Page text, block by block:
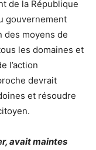
de la République
gouvernement
des moyens de
les domaines et
l’action
devrait
et résoudre
avait maintes